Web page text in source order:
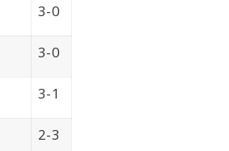
3-0
3-0
3-1
2-3